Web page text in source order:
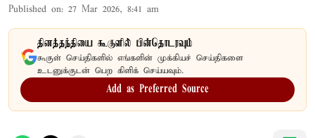
Published on: 27 Mar 2026, 8:41 am
தினத்தந்தியை கூகுளில் பின்தொடரவும்
கூகுள் செய்திகளில் எங்களின் முக்கியச் செய்திகளை
உடனுக்குடன் பெற கிளிக் செய்யவும்.
Add as Preferred Source